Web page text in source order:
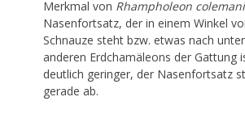
Merkmal von Rhampholeon colemani
Nasenfortsatz, der in einem Winkel
Schnauze steht bzw. etwas nach
anderen Erdchamäleons der Gattung
deutlich geringer, der Nasenfortsatz
gerade ab.